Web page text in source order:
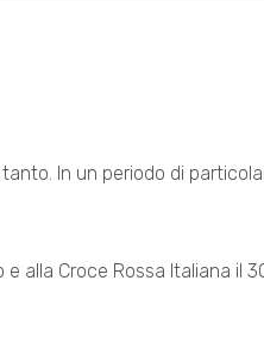
In un periodo di
alla Croce Rossa Italiana